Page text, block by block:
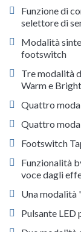
Funzione di
selettore di
Modalità
footswitch
Tre modalità
Warm e Bright
Quattro
Quattro
Footswitch
Funzionalità
voce dagli
Una modalità
Pulsante